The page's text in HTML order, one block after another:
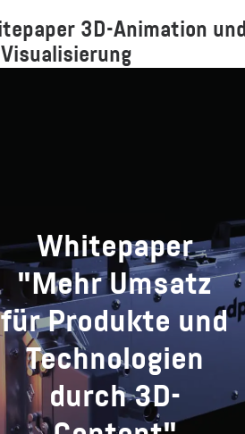
3D-Animation und
Whitepaper
"Mehr Umsatz
für Produkte und
Technologien
durch 3D-